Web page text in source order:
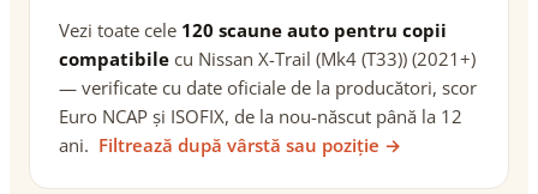
Vezi toate cele 120 scaune auto pentru copii
compatibile cu Nissan X-Trail (Mk4 (T33)) (2021+)
— verificate cu date oficiale de la producători, scor
Euro NCAP și ISOFIX, de la nou-născut până la 12
ani. Filtrează după vârstă sau poziție →